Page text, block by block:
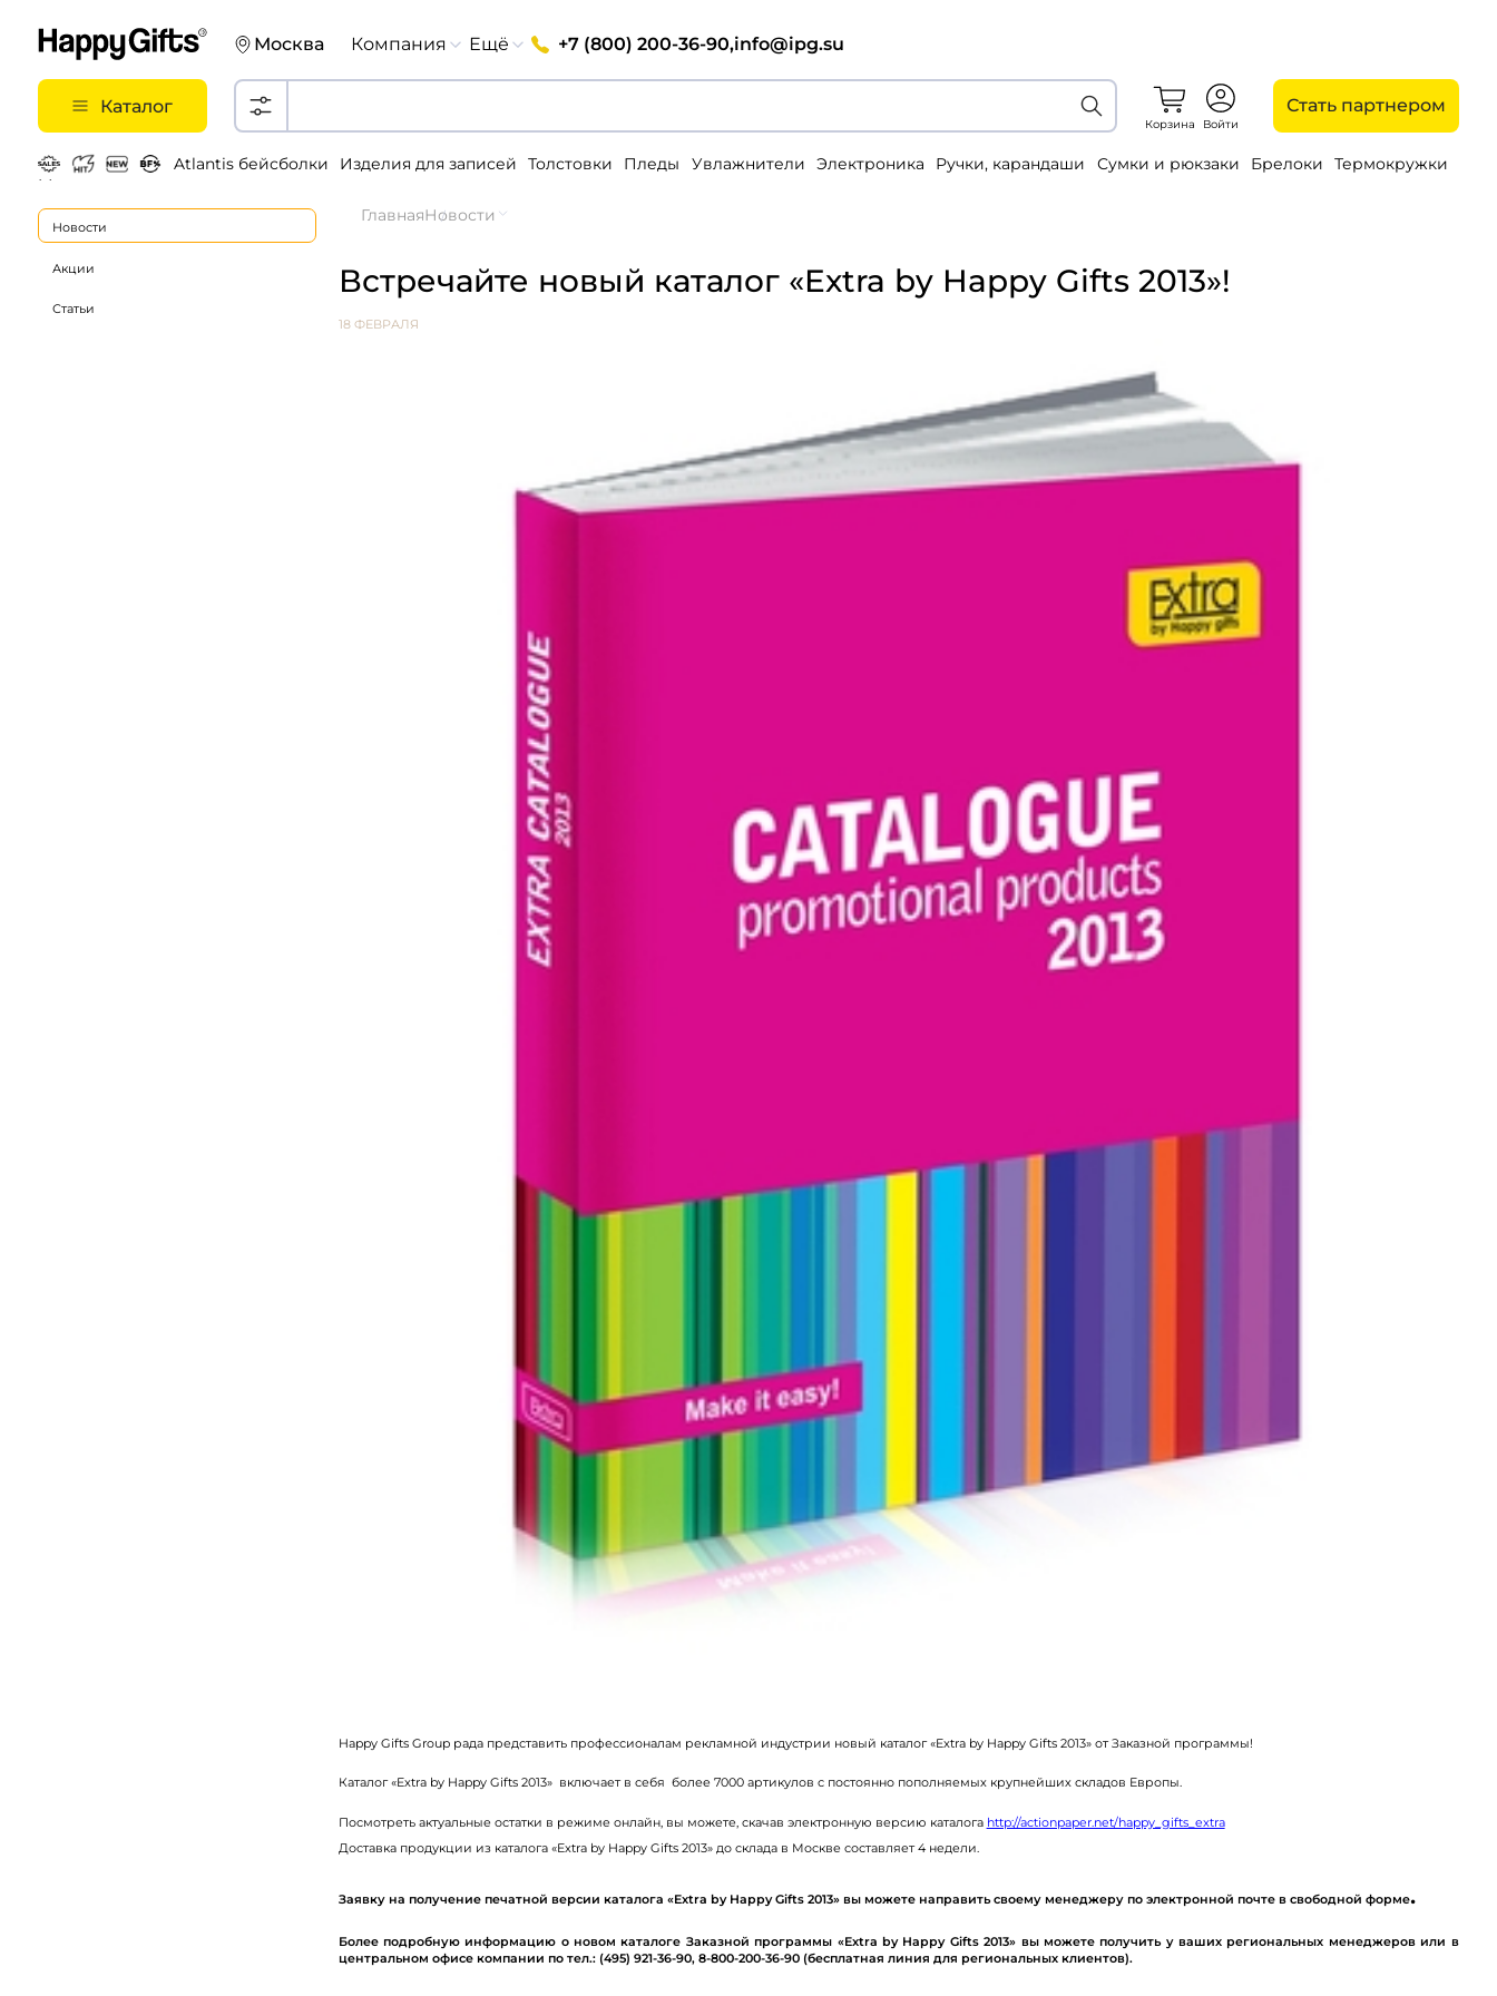
Москва Компания Ещё +7 (800) 200-36-90,info@ipg.su
Каталог
Корзина Войти
Стать партнером
Atlantis бейсболки Изделия для записей Толстовки Пледы Увлажнители Электроника Ручки, карандаши Сумки и рюкзаки Брелоки
Термокружки
Металлические ручки
Новости
Акции
Статьи
ГлавнаяНовости
Встречайте новый каталог «Extra by Happy Gifts 2013»!
18 ФЕВРАЛЯ
Happy Gifts Group рада представить профессионалам рекламной индустрии новый каталог «Extra by Happy Gifts 2013» от Заказной программы!
Каталог «Extra by Happy Gifts2013» включает в себя более 7000 артикулов с постоянно пополняемых крупнейших складов Европы.
Посмотреть актуальные остатки в режиме онлайн, вы можете, скачав электронную версию каталога http://actionpaper.net/happy_gifts_extra
Доставка продукции из каталога «Extra by Happy Gifts 2013» до склада в Москве составляет 4 недели.
Заявку на получение печатной версии каталога «Extra by Happy Gifts2013» вы можете направить своему менеджеру по электронной почте в свободной форме.
Более подробную информацию о новом каталоге Заказной программы «Extra by Happy Gifts2013» вы можете получить у ваших региональных менеджеров или в
центральном офисе компании по тел.: (495) 921-36-90, 8-800-200-36-90 (бесплатная линия для региональных клиентов).
Запомнить меня Забыли пароль?